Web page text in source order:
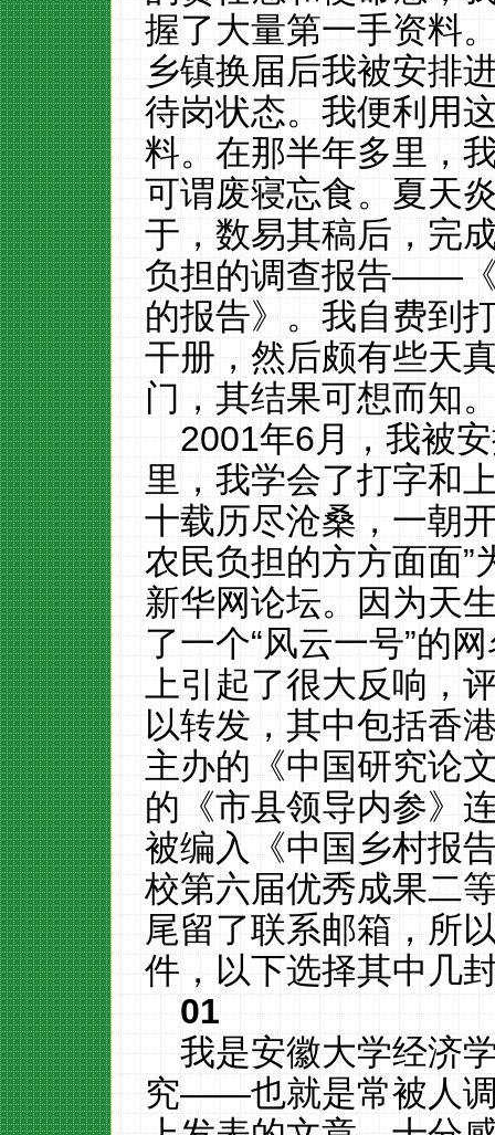
握了大量第一手资料
乡镇换届后我被安排
待岗状态。我便利用
料。在那半年多里，
可谓废寝忘食。夏天
于，数易其稿后，完
负担的调查报告——
的报告》。我自费到
干册，然后颇有些天
门，其结果可想而知
2001年6月，我被
里，我学会了打字和
十载历尽沧桑，一朝
农民负担的方方面面”
新华网论坛。因为天
了一个“风云一号”的
上引起了很大反响，
以转发，其中包括香
主办的《中国研究论
的《市县领导内参》
被编入《中国乡村报
校第六届优秀成果二
尾留了联系邮箱，所
件，以下选择其中几
01
我是安徽大学经济
究——也就是常被人调